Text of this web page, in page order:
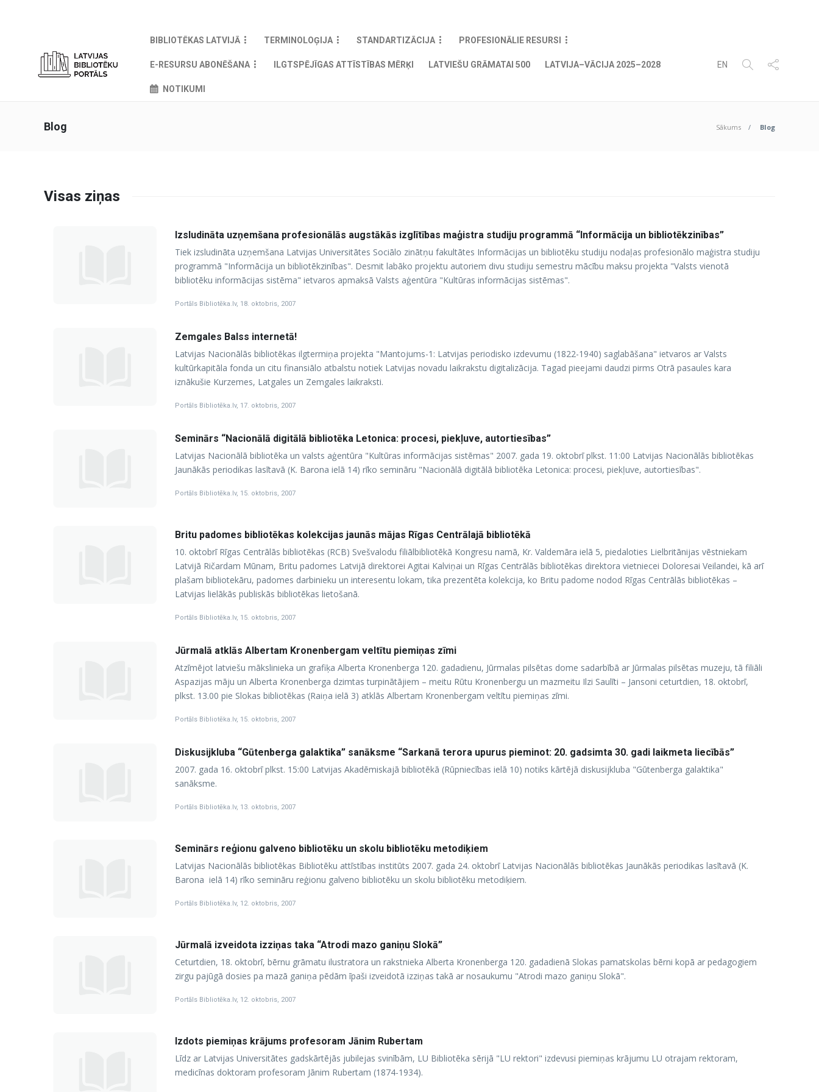
BIBLIOTĒKAS LATVIJĀ TERMINOLOĢIJA STANDARTIZĀCIJA PROFESIONĀLIE RESURSI
E-RESURSU ABONĒŠANA ILGTSPĒJĪGAS ATTĪSTĪBAS MĒRĶI LATVIEŠU GRĀMATAI 500 LATVIJA–VĀCIJA 2025–2028
NOTIKUMI
EN
Blog Sākums Blog
Visas ziņas
Izsludināta uzņemšana profesionālās augstākās izglītības maģistra studiju programmā “Informācija un bibliotēkzinības”
Tiek izsludināta uzņemšana Latvijas Universitātes Sociālo zinātņu fakultātes Informācijas un bibliotēku studiju nodaļas profesionālo maģistra studiju
programmā "Informācija un bibliotēkzinības". Desmit labāko projektu autoriem divu studiju semestru mācību maksu projekta "Valsts vienotā
bibliotēku informācijas sistēma" ietvaros apmaksā Valsts aģentūra "Kultūras informācijas sistēmas".
Portāls Bibliotēka.lv, 18. oktobris, 2007
Zemgales Balss internetā!
Latvijas Nacionālās bibliotēkas ilgtermiņa projekta "Mantojums-1: Latvijas periodisko izdevumu (1822-1940) saglabāšana" ietvaros ar Valsts
kultūrkapitāla fonda un citu finansiālo atbalstu notiek Latvijas novadu laikrakstu digitalizācija. Tagad pieejami daudzi pirms Otrā pasaules kara
iznākušie Kurzemes, Latgales un Zemgales laikraksti.
Portāls Bibliotēka.lv, 17. oktobris, 2007
Seminārs “Nacionālā digitālā bibliotēka Letonica: procesi, piekļuve, autortiesības”
Latvijas Nacionālā bibliotēka un valsts aģentūra "Kultūras informācijas sistēmas" 2007. gada 19. oktobrī plkst. 11:00 Latvijas Nacionālās bibliotēkas
Jaunākās periodikas lasītavā (K. Barona ielā 14) rīko semināru "Nacionālā digitālā bibliotēka Letonica: procesi, piekļuve, autortiesības".
Portāls Bibliotēka.lv, 15. oktobris, 2007
Britu padomes bibliotēkas kolekcijas jaunās mājas Rīgas Centrālajā bibliotēkā
10. oktobrī Rīgas Centrālās bibliotēkas (RCB) Svešvalodu filiālbibliotēkā Kongresu namā, Kr. Valdemāra ielā 5, piedaloties Lielbritānijas vēstniekam
Latvijā Ričardam Mūnam, Britu padomes Latvijā direktorei Agitai Kalviņai un Rīgas Centrālās bibliotēkas direktora vietniecei Doloresai Veilandei, kā arī
plašam bibliotekāru, padomes darbinieku un interesentu lokam, tika prezentēta kolekcija, ko Britu padome nodod Rīgas Centrālās bibliotēkas –
Latvijas lielākās publiskās bibliotēkas lietošanā.
Portāls Bibliotēka.lv, 15. oktobris, 2007
Jūrmalā atklās Albertam Kronenbergam veltītu piemiņas zīmi
Atzīmējot latviešu mākslinieka un grafiķa Alberta Kronenberga 120. gadadienu, Jūrmalas pilsētas dome sadarbībā ar Jūrmalas pilsētas muzeju, tā filiāli
Aspazijas māju un Alberta Kronenberga dzimtas turpinātājiem – meitu Rūtu Kronenbergu un mazmeitu Ilzi Saulīti – Jansoni ceturtdien, 18. oktobrī,
plkst. 13.00 pie Slokas bibliotēkas (Raiņa ielā 3) atklās Albertam Kronenbergam veltītu piemiņas zīmi.
Portāls Bibliotēka.lv, 15. oktobris, 2007
Diskusijkluba “Gūtenberga galaktika” sanāksme “Sarkanā terora upurus pieminot: 20. gadsimta 30. gadi laikmeta liecībās”
2007. gada 16. oktobrī plkst. 15:00 Latvijas Akadēmiskajā bibliotēkā (Rūpniecības ielā 10) notiks kārtējā diskusijkluba "Gūtenberga galaktika"
sanāksme.
Portāls Bibliotēka.lv, 13. oktobris, 2007
Seminārs reģionu galveno bibliotēku un skolu bibliotēku metodiķiem
Latvijas Nacionālās bibliotēkas Bibliotēku attīstības institūts 2007. gada 24. oktobrī Latvijas Nacionālās bibliotēkas Jaunākās periodikas lasītavā (K.
Barona ielā 14) rīko semināru reģionu galveno bibliotēku un skolu bibliotēku metodiķiem.
Portāls Bibliotēka.lv, 12. oktobris, 2007
Jūrmalā izveidota izziņas taka “Atrodi mazo ganiņu Slokā”
Ceturtdien, 18. oktobrī, bērnu grāmatu ilustratora un rakstnieka Alberta Kronenberga 120. gadadienā Slokas pamatskolas bērni kopā ar pedagogiem
zirgu pajūgā dosies pa mazā ganiņa pēdām īpaši izveidotā izziņas takā ar nosaukumu "Atrodi mazo ganiņu Slokā".
Portāls Bibliotēka.lv, 12. oktobris, 2007
Izdots piemiņas krājums profesoram Jānim Rubertam
Līdz ar Latvijas Universitātes gadskārtējās jubilejas svinībām, LU Bibliotēka sērijā "LU rektori" izdevusi piemiņas krājumu LU otrajam rektoram,
medicīnas doktoram profesoram Jānim Rubertam (1874-1934).